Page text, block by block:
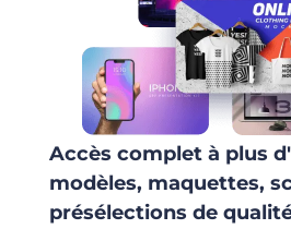
Accès complet à plus
modèles, maquettes,
présélections de